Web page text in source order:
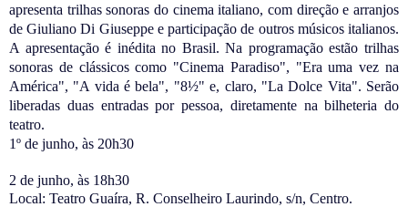
apresenta trilhas sonoras do cinema italiano, com direção e arranjos
de Giuliano Di Giuseppe e participação de outros músicos italianos.
A apresentação é inédita no Brasil. Na programação estão trilhas
sonoras de clássicos como "Cinema Paradiso", "Era uma vez na
América", "A vida é bela", "8½" e, claro, "La Dolce Vita". Serão
liberadas duas entradas por pessoa, diretamente na bilheteria do
teatro.
1º de junho, às 20h30
2 de junho, às 18h30
Local: Teatro Guaíra, R. Conselheiro Laurindo, s/n, Centro.